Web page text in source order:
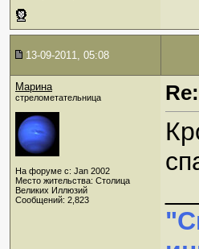
13-09-2011, 05:08
Марина
стрелометательница
На форуме с: Jan 2002
Место жительства: Столица
Великих Иллюзий
Сообщений: 2,823